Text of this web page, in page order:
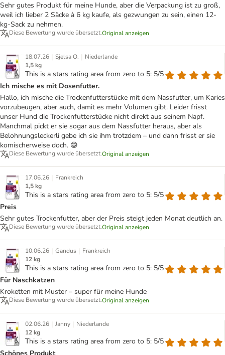
Sehr gutes Produkt für meine Hunde, aber die Verpackung ist zu groß,
weil ich lieber 2 Säcke à 6 kg kaufe, als gezwungen zu sein, einen 12-
kg-Sack zu nehmen.
Diese Bewertung wurde übersetzt.Original anzeigen
18.07.26 | Sjelsa O. | Niederlande
1,5 kg
This is a stars rating area from zero to 5: 5/5
Ich mische es mit Dosenfutter.
Hallo, ich mische die Trockenfutterstücke mit dem Nassfutter, um Karies
vorzubeugen, aber auch, damit es mehr Volumen gibt. Leider frisst
unser Hund die Trockenfutterstücke nicht direkt aus seinem Napf.
Manchmal pickt er sie sogar aus dem Nassfutter heraus, aber als
Belohnungsleckerli gebe ich sie ihm trotzdem – und dann frisst er sie
komischerweise doch. 😅
Diese Bewertung wurde übersetzt.Original anzeigen
17.06.26 | Frankreich
1,5 kg
This is a stars rating area from zero to 5: 5/5
Preis
Sehr gutes Trockenfutter, aber der Preis steigt jeden Monat deutlich an.
Diese Bewertung wurde übersetzt.Original anzeigen
10.06.26 | Gandus | Frankreich
12 kg
This is a stars rating area from zero to 5: 5/5
Für Naschkatzen
Kroketten mit Muster – super für meine Hunde
Diese Bewertung wurde übersetzt.Original anzeigen
02.06.26 | Janny | Niederlande
12 kg
This is a stars rating area from zero to 5: 5/5